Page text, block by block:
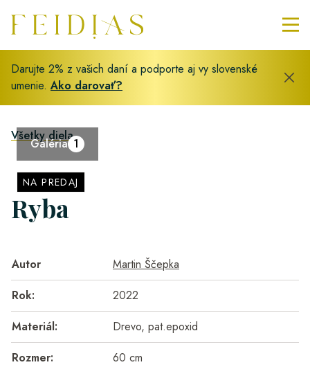
Darujte 2% z vašich daní a podporte aj vy slovenské
umenie.Ako darovať?
Všetky diela
NA PREDAJ
Galéria 1
Ryba
Autor
Martin Ščepka
Rok:
2022
Materiál:
Drevo, pat.epoxid
Rozmer:
60 cm